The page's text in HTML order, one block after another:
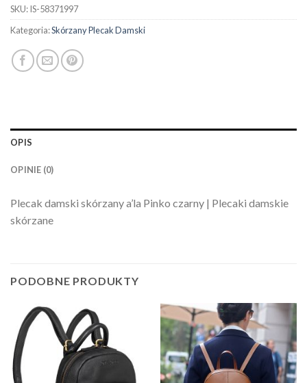
SKU:IS-58371997
Kategoria:Skórzany Plecak Damski
OPIS
OPINIE (0)
Plecak damski skórzany a’la Pinko czarny | Plecaki damskie
skórzane
PODOBNE PRODUKTY